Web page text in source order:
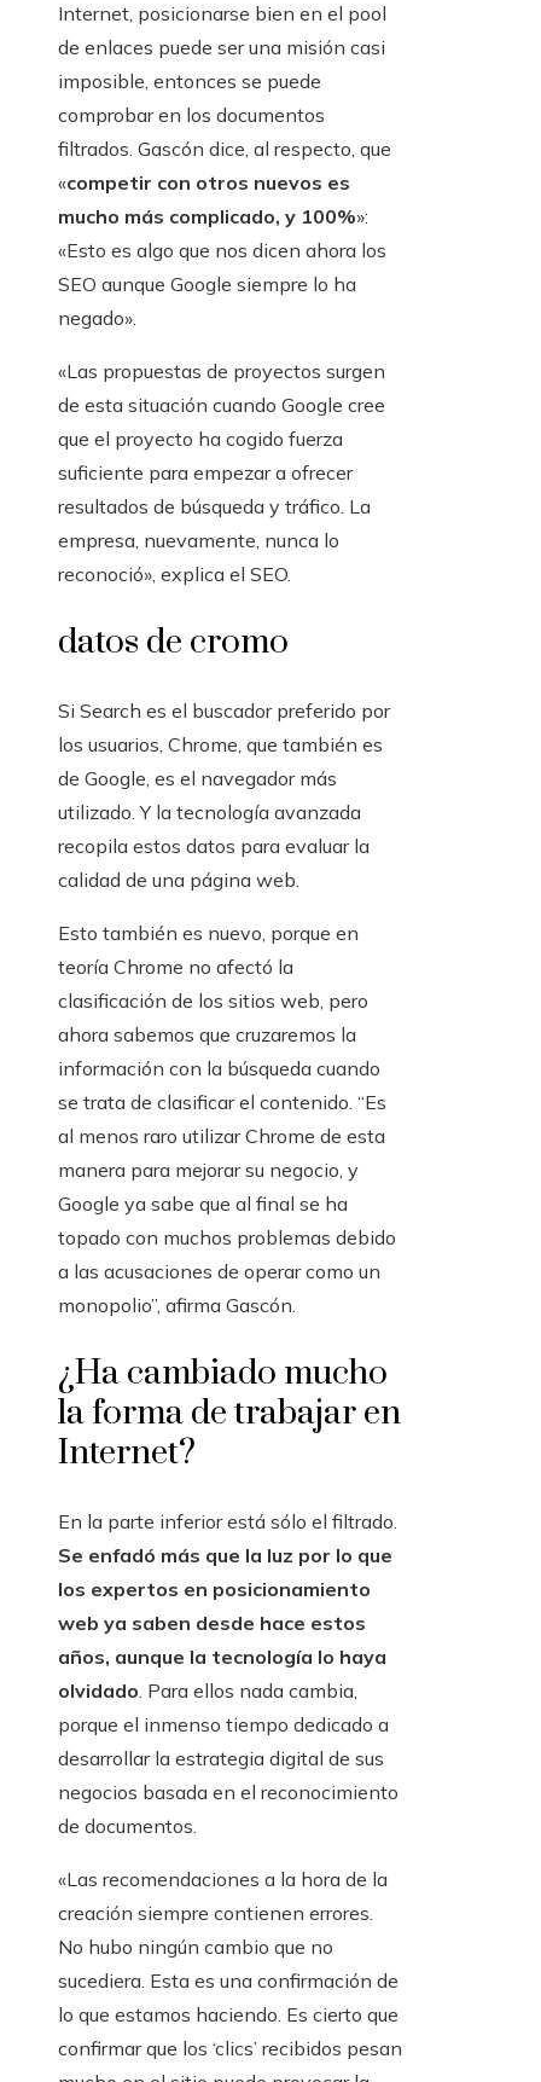
Internet, posicionarse bien en el pool
de enlaces puede ser una misión casi
imposible, entonces se puede
comprobar en los documentos
filtrados. Gascón dice, al respecto, que
«competir con otros nuevos es
mucho más complicado, y 100%»:
«Esto es algo que nos dicen ahora los
SEO aunque Google siempre lo ha
negado».
«Las propuestas de proyectos surgen
de esta situación cuando Google cree
que el proyecto ha cogido fuerza
suficiente para empezar a ofrecer
resultados de búsqueda y tráfico. La
empresa, nuevamente, nunca lo
reconoció», explica el SEO.
datos de cromo
Si Search es el buscador preferido por
los usuarios, Chrome, que también es
de Google, es el navegador más
utilizado. Y la tecnología avanzada
recopila estos datos para evaluar la
calidad de una página web.
Esto también es nuevo, porque en
teoría Chrome no afectó la
clasificación de los sitios web, pero
ahora sabemos que cruzaremos la
información con la búsqueda cuando
se trata de clasificar el contenido. “Es
al menos raro utilizar Chrome de esta
manera para mejorar su negocio, y
Google ya sabe que al final se ha
topado con muchos problemas debido
a las acusaciones de operar como un
monopolio”, afirma Gascón.
¿Ha cambiado mucho
la forma de trabajar en
Internet?
En la parte inferior está sólo el filtrado.
Se enfadó más que la luz por lo que
los expertos en posicionamiento
web ya saben desde hace estos
años, aunque la tecnología lo haya
olvidado. Para ellos nada cambia,
porque el inmenso tiempo dedicado a
desarrollar la estrategia digital de sus
negocios basada en el reconocimiento
de documentos.
«Las recomendaciones a la hora de la
creación siempre contienen errores.
No hubo ningún cambio que no
sucediera. Esta es una confirmación de
lo que estamos haciendo. Es cierto que
confirmar que los ‘clics’ recibidos pesan